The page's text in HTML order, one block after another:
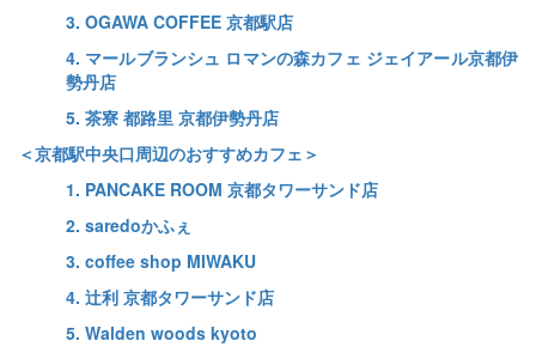
3. OGAWA COFFEE 京都駅店
4. マールブランシュ ロマンの森カフェ ジェイアール京都伊
勢丹店
5. 茶寮 都路里 京都伊勢丹店
＜京都駅中央口周辺のおすすめカフェ＞
1. PANCAKE ROOM 京都タワーサンド店
2. saredoかふぇ
3. coffee shop MIWAKU
4. 辻利 京都タワーサンド店
5. Walden woods kyoto